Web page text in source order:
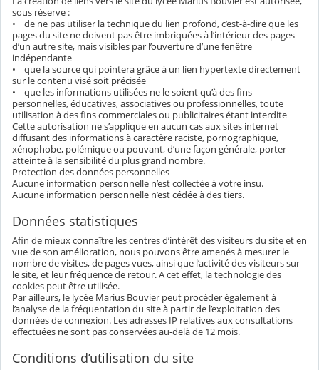
sous réserve :
• de ne pas utiliser la technique du lien profond, c’est-à-dire que les
pages du site ne doivent pas être imbriquées à l’intérieur des pages
d’un autre site, mais visibles par l’ouverture d’une fenêtre
indépendante
• que la source qui pointera grâce à un lien hypertexte directement
sur le contenu visé soit précisée
• que les informations utilisées ne le soient qu’à des fins
personnelles, éducatives, associatives ou professionnelles, toute
utilisation à des fins commerciales ou publicitaires étant interdite
Cette autorisation ne s’applique en aucun cas aux sites internet
diffusant des informations à caractère raciste, pornographique,
xénophobe, polémique ou pouvant, d’une façon générale, porter
atteinte à la sensibilité du plus grand nombre.
Protection des données personnelles
Aucune information personnelle n’est collectée à votre insu.
Aucune information personnelle n’est cédée à des tiers.
Données statistiques
Afin de mieux connaître les centres d’intérêt des visiteurs du site et en
vue de son amélioration, nous pouvons être amenés à mesurer le
nombre de visites, de pages vues, ainsi que l’activité des visiteurs sur
le site, et leur fréquence de retour. A cet effet, la technologie des
cookies peut être utilisée.
Par ailleurs, le lycée Marius Bouvier peut procéder également à
l’analyse de la fréquentation du site à partir de l’exploitation des
données de connexion. Les adresses IP relatives aux consultations
effectuées ne sont pas conservées au-delà de 12 mois.
Conditions d’utilisation du site